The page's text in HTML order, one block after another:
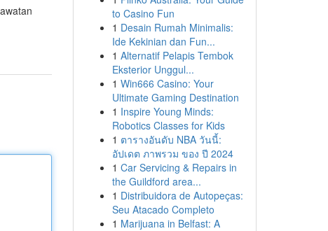
to Casino Fun
1 Desain Rumah Minimalis:
Ide Kekinian dan Fun...
1 Alternatif Pelapis Tembok
Eksterior Unggul...
1 Win666 Casino: Your
Ultimate Gaming Destination
1 Inspire Young Minds:
Robotics Classes for Kids
1 ตารางอันดับ NBA วันนี้:
อัปเดต ภาพรวม ของ ปี 2024
1 Car Servicing & Repairs in
the Guildford area...
1 Distribuidora de Autopeças:
Seu Atacado Completo
1 Marijuana in Belfast: A